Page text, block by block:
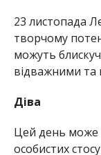
23 листопада
творчому
можуть
відважними та
Діва
Цей день може
особистих